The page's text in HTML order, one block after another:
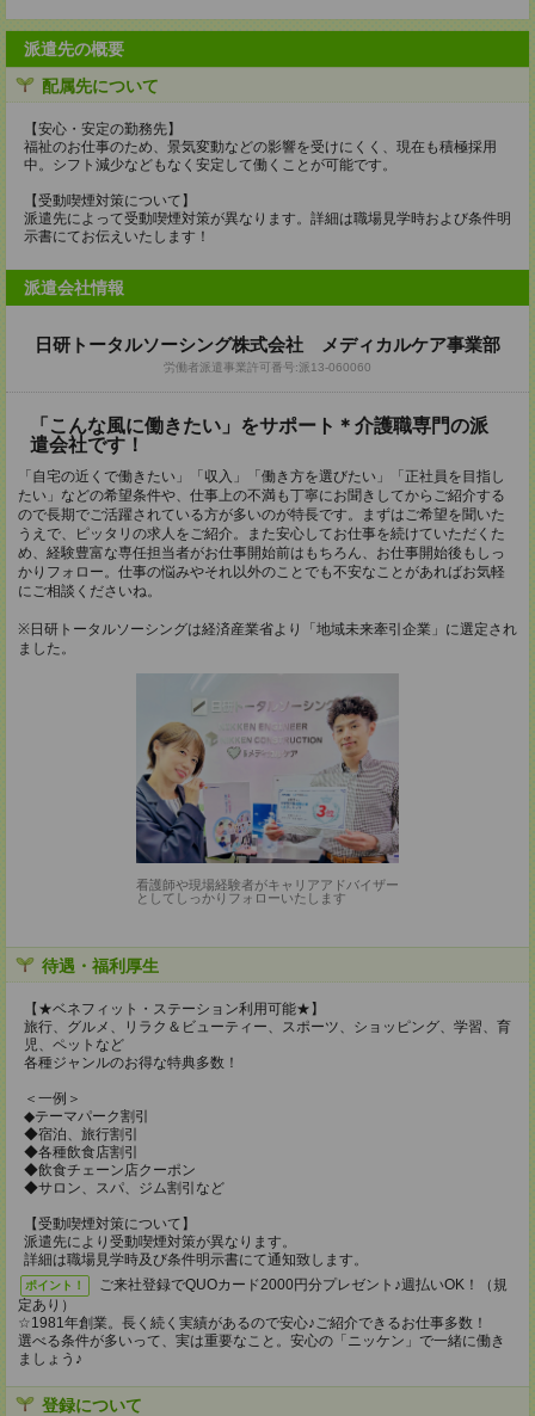
派遣先の概要
配属先について
【安心・安定の勤務先】
福祉のお仕事のため、景気変動などの影響を受けにくく、現在も積極採用
中。シフト減少などもなく安定して働くことが可能です。
【受動喫煙対策について】
派遣先によって受動喫煙対策が異なります。詳細は職場見学時および条件明
示書にてお伝えいたします！
派遣会社情報
日研トータルソーシング株式会社 メディカルケア事業部
労働者派遣事業許可番号:派13-060060
「こんな風に働きたい」をサポート＊介護職専門の派
遣会社です！
「自宅の近くで働きたい」「収入」「働き方を選びたい」「正社員を目指し
たい」などの希望条件や、仕事上の不満も丁寧にお聞きしてからご紹介する
ので長期でご活躍されている方が多いのが特長です。まずはご希望を聞いた
うえで、ピッタリの求人をご紹介。また安心してお仕事を続けていただくた
め、経験豊富な専任担当者がお仕事開始前はもちろん、お仕事開始後もしっ
かりフォロー。仕事の悩みやそれ以外のことでも不安なことがあればお気軽
にご相談くださいね。
※日研トータルソーシングは経済産業省より「地域未来牽引企業」に選定され
ました。
看護師や現場経験者がキャリアアドバイザー
としてしっかりフォローいたします
待遇・福利厚生
【★ベネフィット・ステーション利用可能★】
旅行、グルメ、リラク＆ビューティー、スポーツ、ショッピング、学習、育
児、ペットなど
各種ジャンルのお得な特典多数！
＜一例＞
◆テーマパーク割引
◆宿泊、旅行割引
◆各種飲食店割引
◆飲食チェーン店クーポン
◆サロン、スパ、ジム割引など
【受動喫煙対策について】
派遣先により受動喫煙対策が異なります。
詳細は職場見学時及び条件明示書にて通知致します。
ポイント！
ご来社登録でQUOカード2000円分プレゼント♪週払いOK！（規
定あり）
☆1981年創業。長く続く実績があるので安心♪ご紹介できるお仕事多数！
選べる条件が多いって、実は重要なこと。安心の「ニッケン」で一緒に働き
ましょう♪
登録について